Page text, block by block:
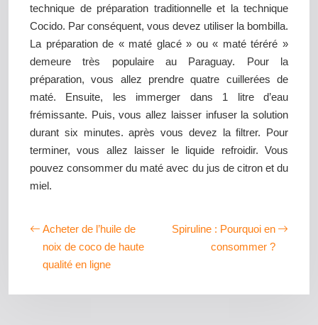
technique de préparation traditionnelle et la technique
Cocido. Par conséquent, vous devez utiliser la bombilla.
La préparation de « maté glacé » ou « maté téréré »
demeure très populaire au Paraguay. Pour la
préparation, vous allez prendre quatre cuillerées de
maté. Ensuite, les immerger dans 1 litre d’eau
frémissante. Puis, vous allez laisser infuser la solution
durant six minutes. après vous devez la filtrer. Pour
terminer, vous allez laisser le liquide refroidir. Vous
pouvez consommer du maté avec du jus de citron et du
miel.
Acheter de l’huile de
noix de coco de haute
qualité en ligne
Spiruline : Pourquoi en
consommer ?